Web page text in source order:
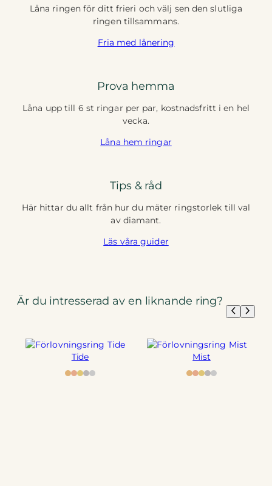
Låna ringen för ditt frieri och välj sen den slutliga
ringen tillsammans.
Fria med lånering
Prova hemma
Låna upp till 6 st ringar per par, kostnadsfritt i en hel
vecka.
Låna hem ringar
Tips & råd
Här hittar du allt från hur du mäter ringstorlek till val
av diamant.
Läs våra guider
Är du intresserad av en liknande ring?
Tide Mist